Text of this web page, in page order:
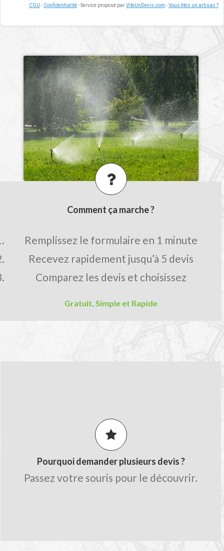
CGU - Confidentialité- Service proposé parViteUnDevis.com -Vous êtes un artisan ?
Comment ça marche ?
Remplissez le formulaire en 1 minute
Recevez rapidement jusqu’à 5 devis
Comparez les devis et choisissez
Gratuit, Simple et Rapide
Pourquoi demander plusieurs devis ?
Passez votre souris pour le découvrir.
meilleur tarif.
Obtenez des conseils de la part des
artisans.
Gagnez du temps sur le chiffrage avec
une seule demande.